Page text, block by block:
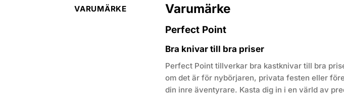
VARUMÄRKE Varumärke
Perfect Point
Bra knivar till bra priser
Perfect Point tillverkar bra kastknivar till bra
om det är för nybörjaren, privata festen eller
din inre äventyrare. Kasta dig in i en värld av